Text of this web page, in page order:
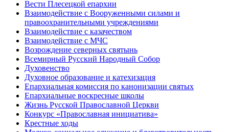
Вести Плесецкой епархии
Взаимодействие с Вооруженными силами и
правоохранительными учреждениями
Взаимодействие с казачеством
Взаимодействие с МЧС
Возрождение северных святынь
Всемирный Русский Народный Собор
Духовенство
Духовное образование и катехизация
Епархиальная комиссия по канонизации святых
Епархиальные воскресные школы
Жизнь Русской Православной Церкви
Конкурс «Православная инициатива»
Крестные ходы